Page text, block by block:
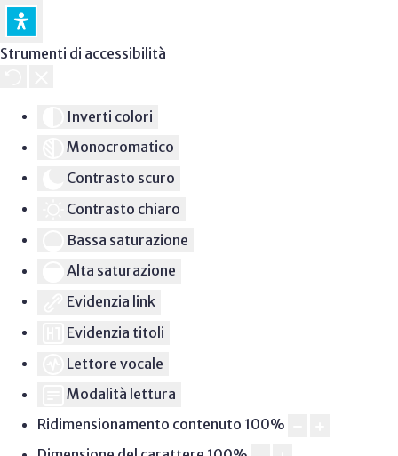
Strumenti di accessibilità
Inverti colori
Monocromatico
Contrasto scuro
Contrasto chiaro
Bassa saturazione
Alta saturazione
Evidenzia link
Evidenzia titoli
Lettore vocale
Modalità lettura
Ridimensionamento contenuto 100%